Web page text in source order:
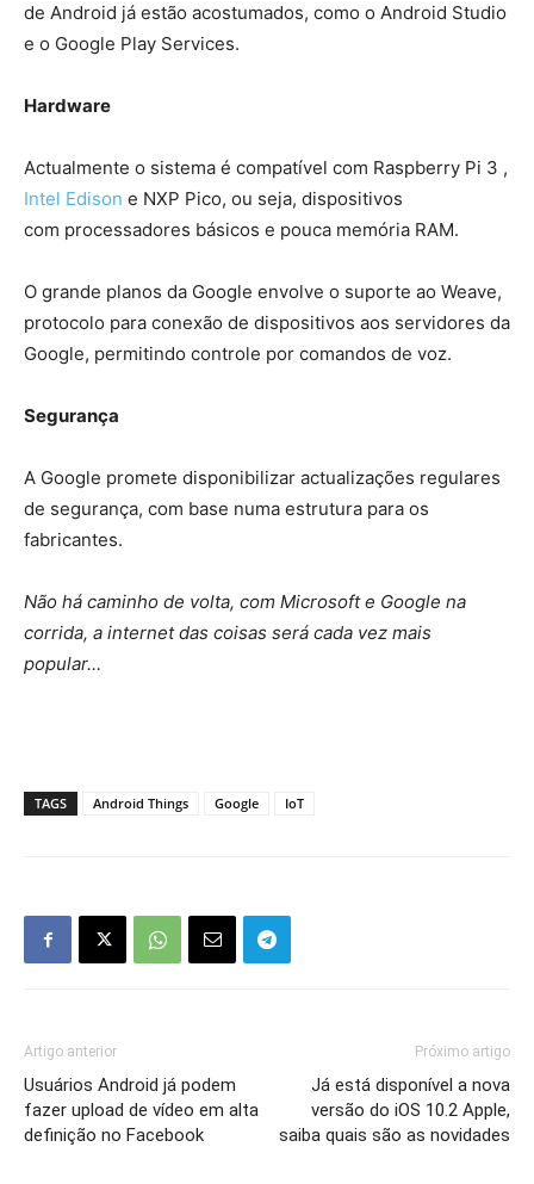
de Android já estão acostumados, como o Android Studio
e o Google Play Services.
Hardware
Actualmente o sistema é compatível com Raspberry Pi 3 ,
Intel Edison e NXP Pico, ou seja, dispositivos
com processadores básicos e pouca memória RAM.
O grande planos da Google envolve o suporte ao Weave,
protocolo para conexão de dispositivos aos servidores da
Google, permitindo controle por comandos de voz.
Segurança
A Google promete disponibilizar actualizações regulares
de segurança, com base numa estrutura para os
fabricantes.
Não há caminho de volta, com Microsoft e Google na
corrida, a internet das coisas será cada vez mais
popular…
TAGS Android Things Google IoT
Artigo anterior
Usuários Android já podem
fazer upload de vídeo em alta
definição no Facebook
Próximo artigo
Já está disponível a nova
versão do iOS 10.2 Apple,
saiba quais são as novidades